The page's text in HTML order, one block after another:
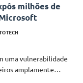
milhões de
uma vulnerabilidade
amplamente…